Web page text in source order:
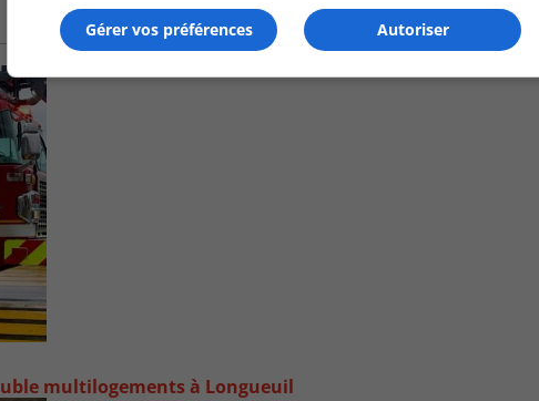
multilogements à Longueuil
Autoriser
Gérer vos préférences